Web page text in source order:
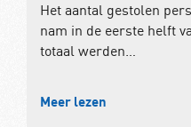
Het aantal gestolen
nam in de eerste helft
totaal werden…
Meer lezen